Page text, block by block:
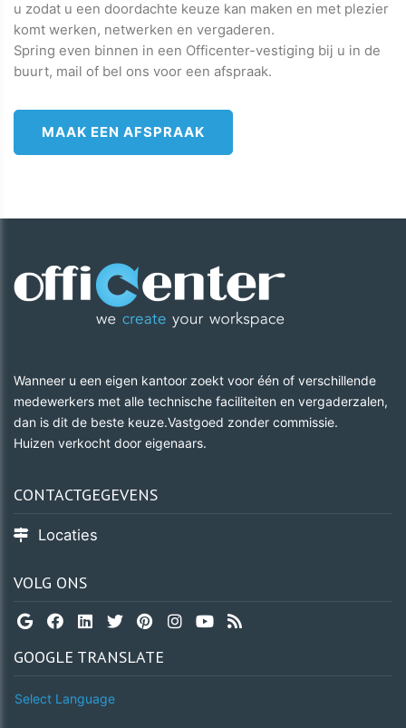
u zodat u een doordachte keuze kan maken en met plezier
komt werken, netwerken en vergaderen.
Spring even binnen in een Officenter-vestiging bij u in de
buurt, mail of bel ons voor een afspraak.
MAAK EEN AFSPRAAK
Wanneer u een eigen kantoor zoekt voor één of verschillende
medewerkers met alle technische faciliteiten en vergaderzalen,
dan is dit de beste keuze.Vastgoed zonder commissie.
​​​​​​​Huizen verkocht door eigenaars.
CONTACTGEGEVENS
Locaties
VOLG ONS
GOOGLE TRANSLATE
Select Language